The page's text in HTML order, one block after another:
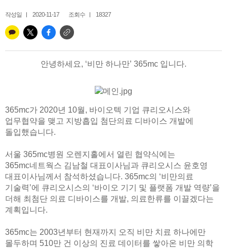
얼굴지방흡입 1위 | 서울365mc병원 서성익 원장(3년 연속)
배파가리 1위 | 서울365mc병원 서성익 원장
🏆대한민국 최대 15층 규모 지방흡입 특화 병원🏆
🏆지방흡입 고객 만족도 99.9% 최고치 달성🏆
🏆대한민국 최다 지방흡입 케이스 370,884건🏆
작성일 2020-11-17 조회수 18327
안녕하세요, ‘비만 하나만’ 365mc 입니다.
365mc가 2020년 10월, 바이오텍 기업 큐리오시스와
업무협약을 맺고 지방흡입 첨단의료 디바이스 개발에
돌입했습니다.
서울 365mc병원 오렌지홀에서 열린 협약식에는
365mc네트웍스 김남철 대표이사님과 큐리오시스 윤호영
대표이사님께서 참석하셨습니다. 365mc의 ‘비만의료
기술력’에 큐리오시스의 ‘바이오 기기 및 플랫폼 개발 역량’을
더해 최첨단 의료 디바이스를 개발, 의료한류를 이끌겠다는
계획입니다.
365mc는 2003년부터 현재까지 오직 비만 치료 하나에만
몰두하며 510만 건 이상의 진료 데이터를 쌓아온 비만 의학